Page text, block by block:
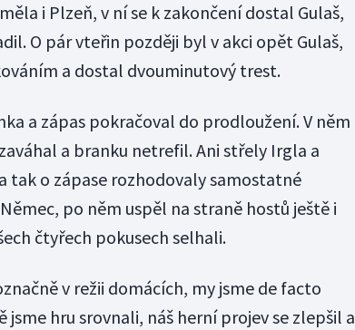
i Plzeň, v ní se k zakončení dostal Gulaš,
O pár vteřin později byl v akci opět Gulaš,
a dostal dvouminutový trest.
a zápas pokračoval do prodloužení. V něm
a branku netrefil. Ani střely Irgla a
tak o zápase rozhodovaly samostatné
po něm uspěl na straně hostů ještě i
čtyřech pokusech selhali.
v režii domácích, my jsme de facto
hru srovnali, náš herní projev se zlepšil a